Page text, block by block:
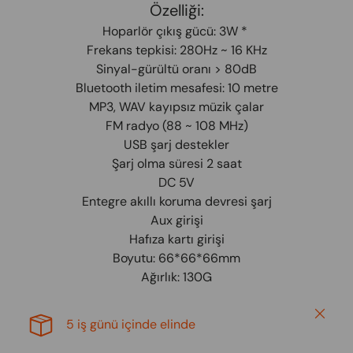
Özelliği:
Hoparlör çıkış gücü: 3W *
Frekans tepkisi: 280Hz ~ 16 KHz
Sinyal-gürültü oranı > 80dB
Bluetooth iletim mesafesi: 10 metre
MP3, WAV kayıpsız müzik çalar
FM radyo (88 ~ 108 MHz)
USB şarj destekler
Şarj olma süresi 2 saat
DC 5V
Entegre akıllı koruma devresi şarj
Aux girişi
Hafıza kartı girişi
Boyutu: 66*66*66mm
Ağırlık: 130G
5 iş günü içinde elinde
Close